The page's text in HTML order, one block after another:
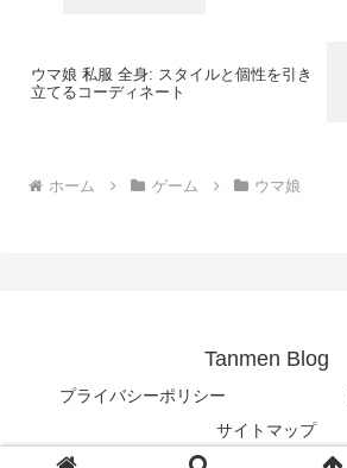
ウマ娘 私服 全身: スタイルと個性を引き
立てるコーディネート
ホーム ゲーム ウマ娘
Tanmen Blog
プライバシーポリシー
サイトマップ